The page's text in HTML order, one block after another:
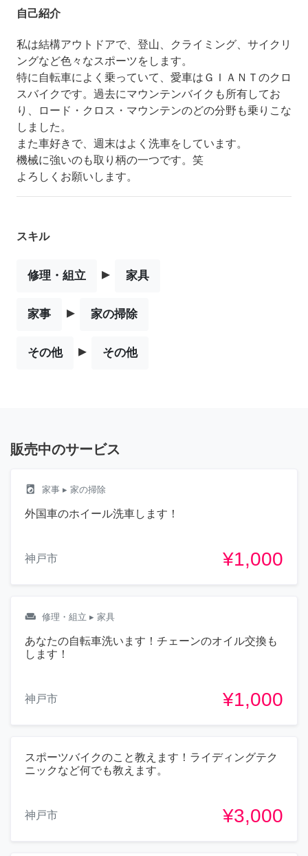
自己紹介
私は結構アウトドアで、登山、クライミング、サイクリ
ングなど色々なスポーツをします。
特に自転車によく乗っていて、愛車はＧＩＡＮＴのクロ
スバイクです。過去にマウンテンバイクも所有してお
り、ロード・クロス・マウンテンのどの分野も乗りこな
しました。
また車好きで、週末はよく洗車をしています。
機械に強いのも取り柄の一つです。笑
よろしくお願いします。
スキル
修理・組立 ▸ 家具
家事 ▸ 家の掃除
その他 ▸ その他
販売中のサービス
local_laundry_service 家事 ▸ 家の掃除
外国車のホイール洗車します！
神戸市 ¥1,000
weekend 修理・組立 ▸ 家具
あなたの自転車洗います！チェーンのオイル交換も
します！
神戸市 ¥1,000
スポーツバイクのこと教えます！ライディングテク
ニックなど何でも教えます。
神戸市 ¥3,000